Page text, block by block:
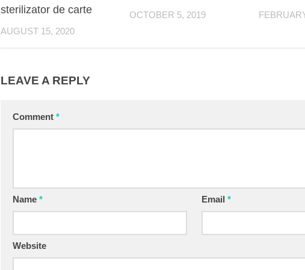
sterilizator de carte
AUGUST 15, 2020
OCTOBER 5, 2019
LEAVE A REPLY
Comment *
Name * Email*
Website